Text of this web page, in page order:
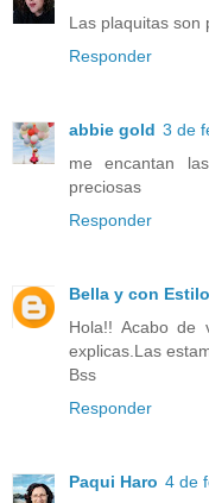
Las plaquitas son
Responder
abbie gold 3 de
me encantan
preciosas
Responder
Bella y con Estilo
Hola!! Acabo
explicas.Las
Bss
Responder
Paqui Haro 4 de